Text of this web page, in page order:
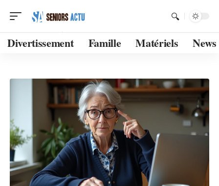
Divertissement Famille Matériels News